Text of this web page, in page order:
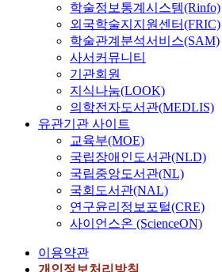
학술정보통계시스템(Rinfo)
외국학술지지원센터(FRIC)
학술관계분석서비스(SAM)
사서커뮤니티
기관회원
지식나눔(LOOK)
의학전자도서관(MEDLIS)
유관기관 사이트
교육부(MOE)
국립장애인도서관(NLD)
국립중앙도서관(NL)
국회도서관(NAL)
연구윤리정보포털(CRE)
사이언스온 (ScienceON)
이용약관